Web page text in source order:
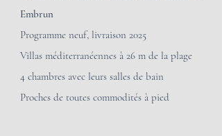
Embrun
Programme neuf, livraison 2025
Villas méditerranéennes à 26 m de la plage
4 chambres avec leurs salles de bain
Proches de toutes commodités à pied